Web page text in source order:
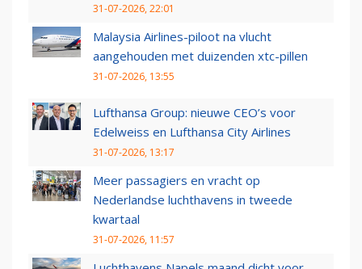
31-07-2026, 22:01
Malaysia Airlines-piloot na vlucht
aangehouden met duizenden xtc-pillen
31-07-2026, 13:55
Lufthansa Group: nieuwe CEO’s voor
Edelweiss en Lufthansa City Airlines
31-07-2026, 13:17
Meer passagiers en vracht op
Nederlandse luchthavens in tweede
kwartaal
31-07-2026, 11:57